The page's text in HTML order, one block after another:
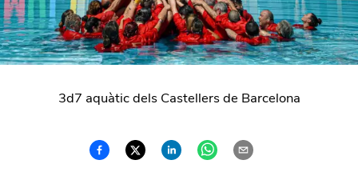
3d7 aquàtic dels Castellers de Barcelona